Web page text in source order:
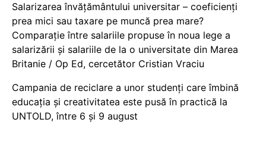
Salarizarea învățământului universitar – coeficienți
prea mici sau taxare pe muncă prea mare?
Comparație între salariile propuse în noua lege a
salarizării și salariile de la o universitate din Marea
Britanie / Op Ed, cercetător Cristian Vraciu
Campania de reciclare a unor studenți care îmbină
educația și creativitatea este pusă în practică la
UNTOLD, între 6 și 9 august